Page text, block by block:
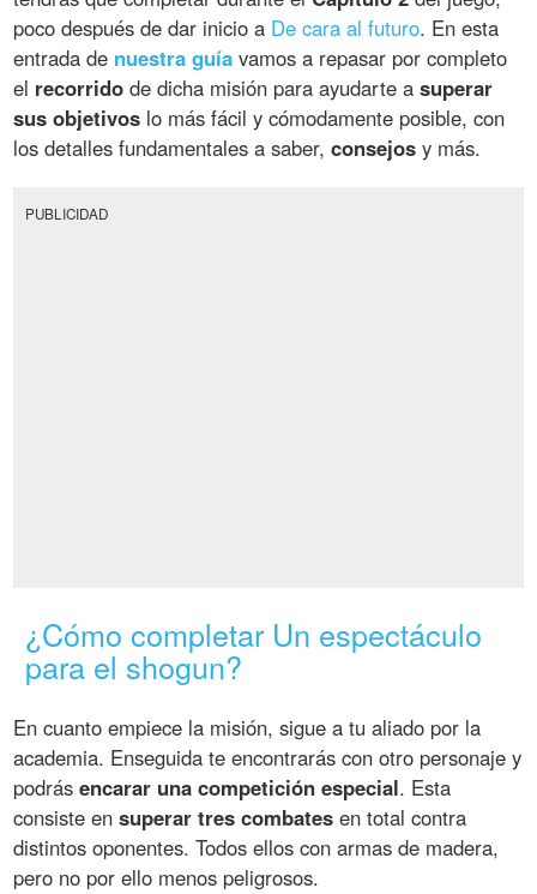
poco después de dar inicio a De cara al futuro. En esta
entrada de nuestra guía vamos a repasar por completo
el recorrido de dicha misión para ayudarte asuperar
sus objetivos lo más fácil y cómodamente posible, con
los detalles fundamentales a saber,consejos y más.
PUBLICIDAD
¿Cómo completar Un espectáculo
para el shogun?
En cuanto empiece la misión, sigue a tu aliado por la
academia. Enseguida te encontrarás con otro personaje y
podrásencarar una competición especial. Esta
consiste ensuperar tres combates en total contra
distintos oponentes. Todos ellos con armas de madera,
pero no por ello menos peligrosos.